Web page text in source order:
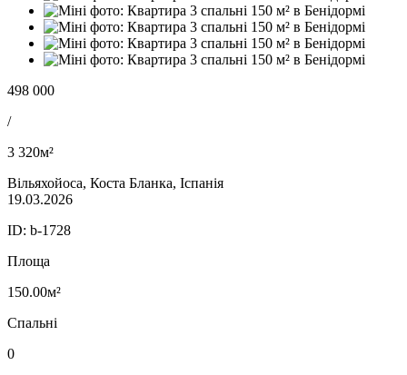
498 000
/
3 320м²
Вільяхойоса, Коста Бланка, Іспанія
19.03.2026
ID: b-1728
Площа
150.00м²
Спальні
0